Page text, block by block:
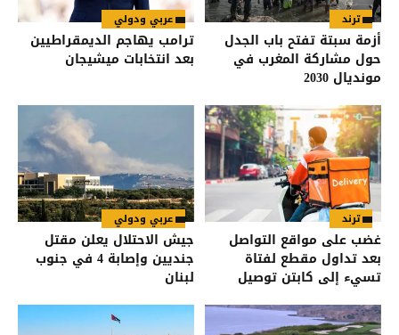
ترند
أزمة سبتة تفتح باب الجدل
حول مشاركة المغرب في
مونديال 2030
عربي ودولي
ترامب يهاجم الديمقراطيين
بعد انتخابات ميشيجان
ترند
غضب على مواقع التواصل
بعد تداول مقطع لفتاة
تسيء إلى كابتن توصيل
عربي ودولي
جيش الاحتلال يعلن مقتل
جنديين وإصابة 4 في جنوب
لبنان